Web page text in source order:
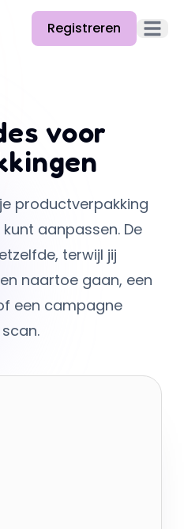
Registreren
voor
productverpakking
aanpassen. De
terwijl jij
naartoe gaan, een
een campagne